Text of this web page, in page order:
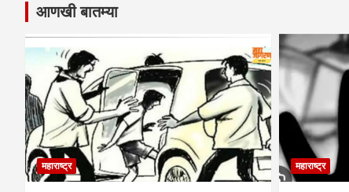
आणखी बातम्या
महाराष्ट्र महाराष्ट्र